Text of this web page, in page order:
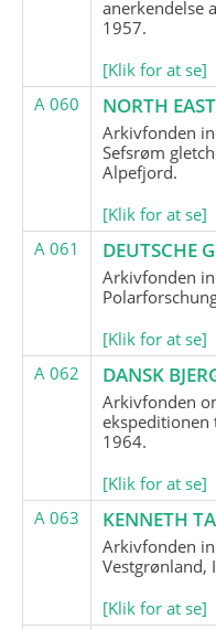
anerkendelse
1957.
[Klik for at se]
A 060
NORTH
Arkivfonden
Sefsrøm
Alpefjord.
[Klik for at se]
A 061
DEUTSCHE
Arkivfonden
[Klik for at se]
A 062
DANSK
Arkivfonden
1964.
[Klik for at se]
A 063
KENNETH
Arkivfonden
Vestgrønland,
[Klik for at se]